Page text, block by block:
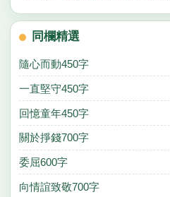
同欄精選
隨心而動450字
一直堅守450字
回憶童年450字
關於掙錢700字
委屈600字
向情誼致敬700字